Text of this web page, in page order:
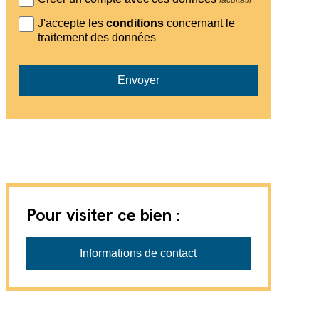
J'accepte les conditionsconcernant le
traitement des données
Envoyer
Pour visiter ce bien :
Informations de contact